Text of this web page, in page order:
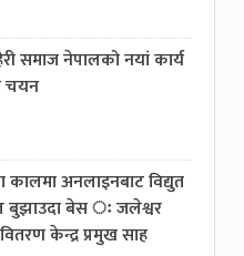
समाज नेपालको नयां कार्य
चयन
कालमा अनलाइनबाट विद्युत
बेस ः जलेश्वर
केन्द्र प्रमुख साह